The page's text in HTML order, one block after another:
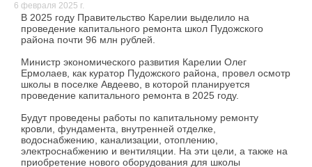
6 февраля 2025 г.
В 2025 году Правительство Карелии выделило на
проведение капитального ремонта школ Пудожского
района почти 96 млн рублей.
Министр экономического развития Карелии Олег
Ермолаев, как куратор Пудожского района, провел осмотр
школы в поселке Авдеево, в которой планируется
проведение капитального ремонта в 2025 году.
Будут проведены работы по капитальному ремонту
кровли, фундамента, внутренней отделке,
водоснабжению, канализации, отоплению,
электроснабжению и вентиляции. На эти цели, а также на
приобретение нового оборудования для школы